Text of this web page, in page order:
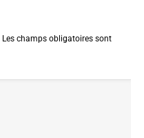
Les champs obligatoires sont